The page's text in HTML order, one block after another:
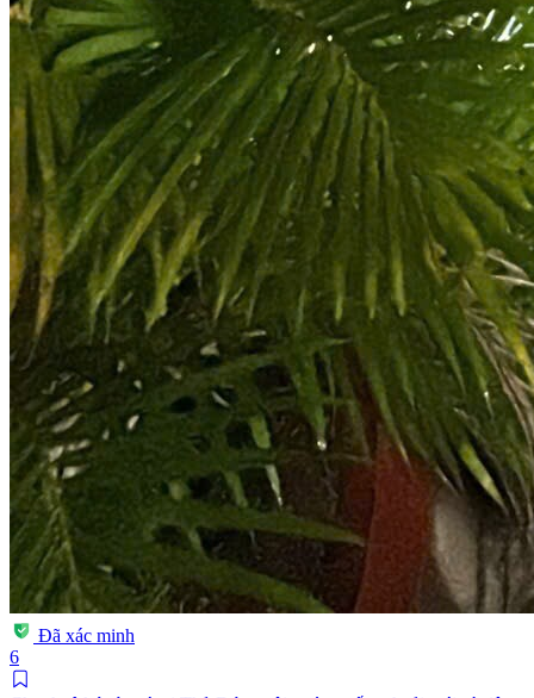
Đã xác minh
6